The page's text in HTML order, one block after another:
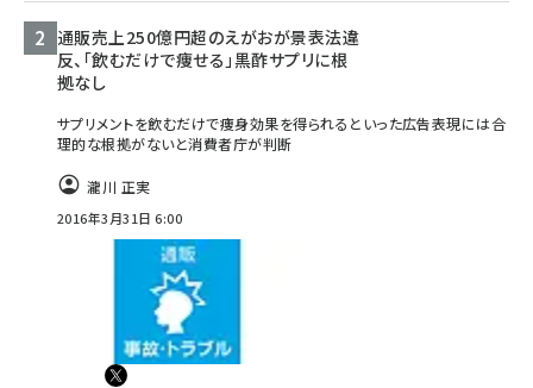
通販売上250億円超のえがおが景表法違
反、「飲むだけで痩せる」黒酢サプリに根
拠なし
サプリメントを飲むだけで痩身効果を得られるといった広告表現には合
理的な根拠がないと消費者庁が判断
瀧川 正実
2016年3月31日 6:00